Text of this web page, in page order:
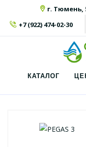
г. Тюмень,
+7 (922) 474-02-30
КАТАЛОГ